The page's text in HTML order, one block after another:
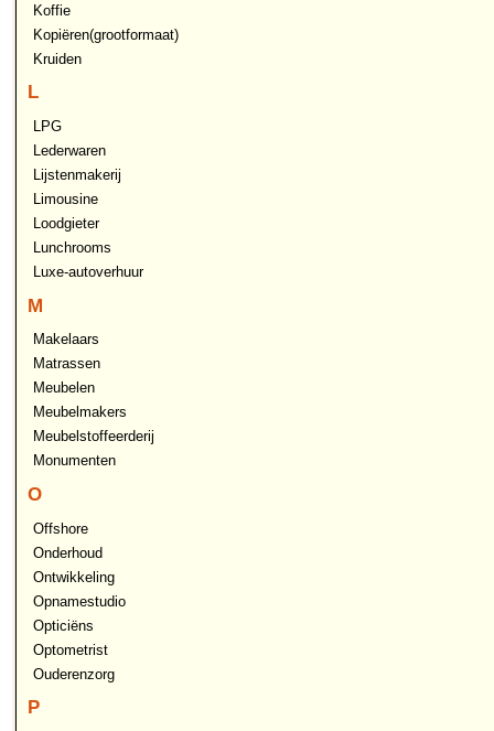
Koffie
Kopiëren(grootformaat)
Kruiden
L
LPG
Lederwaren
Lijstenmakerij
Limousine
Loodgieter
Lunchrooms
Luxe-autoverhuur
M
Makelaars
Matrassen
Meubelen
Meubelmakers
Meubelstoffeerderij
Monumenten
O
Offshore
Onderhoud
Ontwikkeling
Opnamestudio
Opticiëns
Optometrist
Ouderenzorg
P